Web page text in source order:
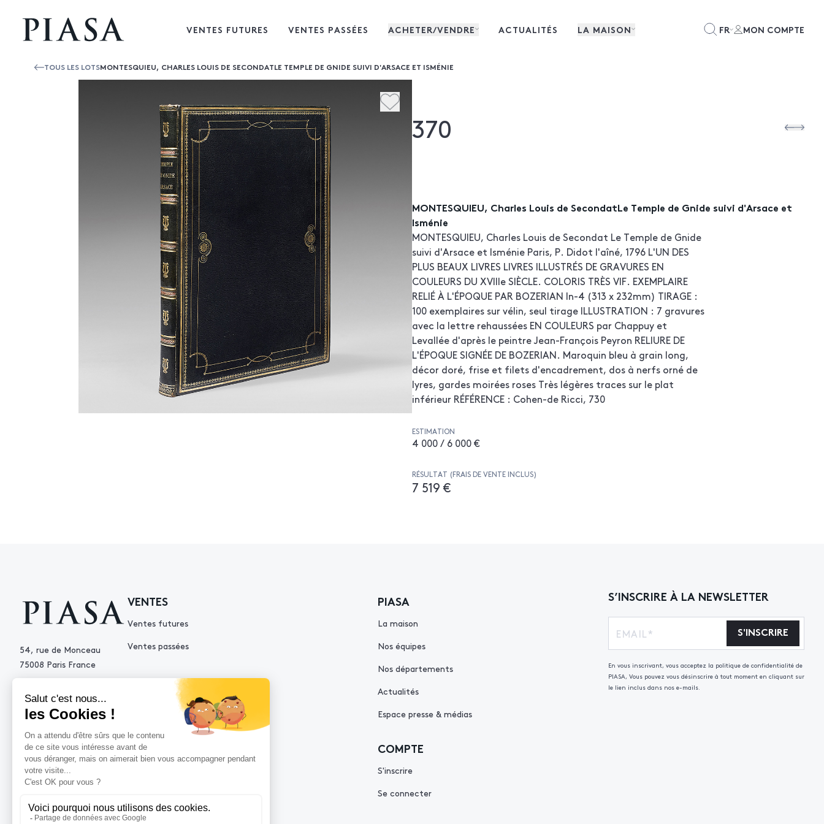
VENTES FUTURES VENTES PASSÉES ACHETER/VENDRE ACTUALITÉS LA MAISON FR MON COMPTE
TOUS LES LOTSMONTESQUIEU, CHARLES LOUIS DE SECONDATLE TEMPLE DE GNIDE SUIVI D'ARSACE ET ISMÉNIE
370
MONTESQUIEU, Charles Louis de SecondatLe Temple de Gnide suivi d'Arsace et
Isménie
MONTESQUIEU, Charles Louis de Secondat Le Temple de Gnide
suivi d'Arsace et Isménie Paris, P. Didot l'aîné, 1796 L'UN DES
PLUS BEAUX LIVRES LIVRES ILLUSTRÉS DE GRAVURES EN
COULEURS DU XVIIIe SIÈCLE. COLORIS TRÈS VIF. EXEMPLAIRE
RELIÉ À L'ÉPOQUE PAR BOZERIAN In-4 (313 x 232mm) TIRAGE :
100 exemplaires sur vélin, seul tirage ILLUSTRATION : 7 gravures
avec la lettre rehaussées EN COULEURS par Chappuy et
Levallée d'après le peintre Jean-François Peyron RELIURE DE
L'ÉPOQUE SIGNÉE DE BOZERIAN. Maroquin bleu à grain long,
décor doré, frise et filets d'encadrement, dos à nerfs orné de
lyres, gardes moirées roses Très légères traces sur le plat
inférieur RÉFÉRENCE : Cohen-de Ricci, 730
ESTIMATION
4 000 / 6 000 €
RÉSULTAT (FRAIS DE VENTE INCLUS)
7 519 €
54, rue de Monceau
75008 Paris France
contact@piasa.fr
VENTES
Ventes futures
Ventes passées
PIASA
La maison
Nos équipes
Nos départements
Actualités
Espace presse & médias
AIDE
Demande d’estimation
COMPTE
S'inscrire
Se connecter
S’INSCRIRE À LA NEWSLETTER
S'INSCRIRE
En vous inscrivant, vous acceptez la politique de confidentialité de
PIASA, Vous pouvez vous désinscrire à tout moment en cliquant sur
le lien inclus dans nos e-mails.